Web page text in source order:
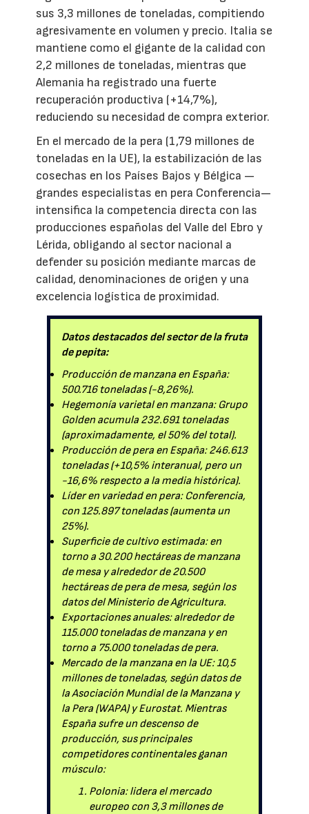
sus 3,3 millones de toneladas, compitiendo
agresivamente en volumen y precio. Italia se
mantiene como el gigante de la calidad con
2,2 millones de toneladas, mientras que
Alemania ha registrado una fuerte
recuperación productiva (+14,7%),
reduciendo su necesidad de compra exterior.
En el mercado de la pera (1,79 millones de
toneladas en la UE), la estabilización de las
cosechas en los Países Bajos y Bélgica —
grandes especialistas en pera Conferencia—
intensifica la competencia directa con las
producciones españolas del Valle del Ebro y
Lérida, obligando al sector nacional a
defender su posición mediante marcas de
calidad, denominaciones de origen y una
excelencia logística de proximidad.
Datos destacados del sector de la fruta
de pepita:
Producción de manzana en España:
500.716 toneladas (-8,26%).
Hegemonía varietal en manzana: Grupo
Golden acumula 232.691 toneladas
(aproximadamente, el 50% del total).
Producción de pera en España: 246.613
toneladas (+10,5% interanual, pero un
-16,6% respecto a la media histórica).
Líder en variedad en pera: Conferencia,
con 125.897 toneladas (aumenta un
25%).
Superficie de cultivo estimada: en
torno a 30.200 hectáreas de manzana
de mesa y alrededor de 20.500
hectáreas de pera de mesa, según los
datos del Ministerio de Agricultura.
Exportaciones anuales: alrededor de
115.000 toneladas de manzana y en
torno a 75.000 toneladas de pera.
Mercado de la manzana en la UE: 10,5
millones de toneladas, según datos de
la Asociación Mundial de la Manzana y
la Pera (WAPA) y Eurostat. Mientras
España sufre un descenso de
producción, sus principales
competidores continentales ganan
músculo:
Polonia: lidera el mercado
europeo con 3,3 millones de